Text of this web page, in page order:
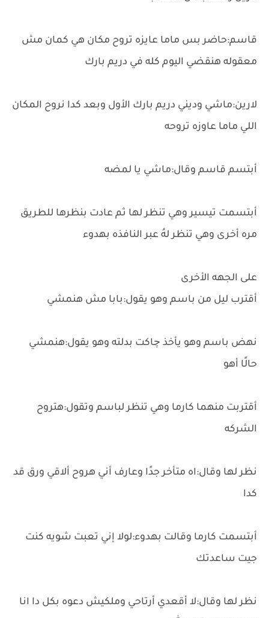
قاسم:حاضر بس ماما عايزه تروح مكان هي كمان مش
معقوله هنقضي اليوم كله في دريم بارك
لارين:ماشي وديني دريم بارك الأول وبعد كدا نروح المكان
اللي ماما عاوزه تروحه
أبتسم قاسم وقال:ماشي يا لمضه
أبتسمت تيسير وهي تنظر لها ثم عادت بنظرها للطريق
مره أخرى وهي تنظر لهُ عبر النافذه بهدوء
على الجهه الأخرى
أقترب ليل من باسم وهو يقول:بابا مش هنمشي
نهض باسم وهو يأخذ چاكت بدلته وهو يقول:هنمشي
حالًا أهو
أقتربت منهما كارما وهي تنظر لباسم وتقول:هتروح
الشركه
نظر لها وقال:اه متأخر جدًا وعارف أني هروح ألاقي ورق قد
كدا
أبتسمت كارما وقالت بهدوء:لولا إني تعبت شويه كنت
جيت ساعدتك
نظر لها وقال:لا أقعدي أرتاحي وملكيش دعوه بكل دا انا